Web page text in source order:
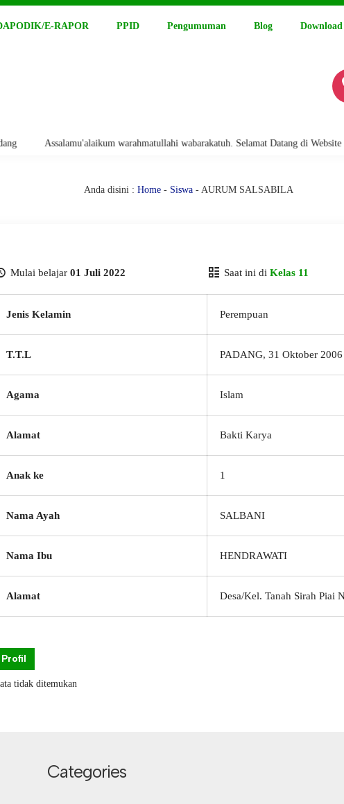
E-RAPOR PPID Pengumuman Blog Download
Assalamu'alaikum warahmatullahi wabarakatuh. Selamat Datang di Website
Anda disini : Home - Siswa - AURUM SALSABILA
Mulai belajar 01 Juli 2022 Saat ini di Kelas 11
Jenis Kelamin Perempuan
T.T.L PADANG, 31 Oktober 2006
Agama Islam
Alamat Bakti Karya
Anak ke 1
Nama Ayah SALBANI
Nama Ibu HENDRAWATI
Alamat Desa/Kel. Tanah Sirah Piai
Profil
tidak ditemukan
Categories